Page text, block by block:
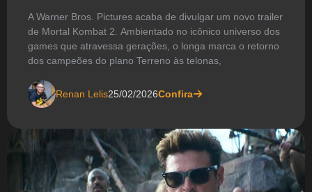
A Warner Bros. Pictures acaba de divulgar um novo trailer
de Mortal Kombat 2. Ambientado no icônico universo dos
games que atravessa gerações, o longa marca o retorno
dos campeões do plano Terreno às telonas,
Renan Lelis25/02/2026Confira